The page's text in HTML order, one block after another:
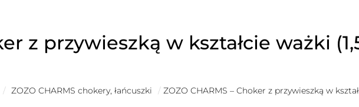
z przywieszką w kształcie ważki
/ ZOZO CHARMS chokery, łańcuszki / ZOZO CHARMS – Choker z przywieszką w